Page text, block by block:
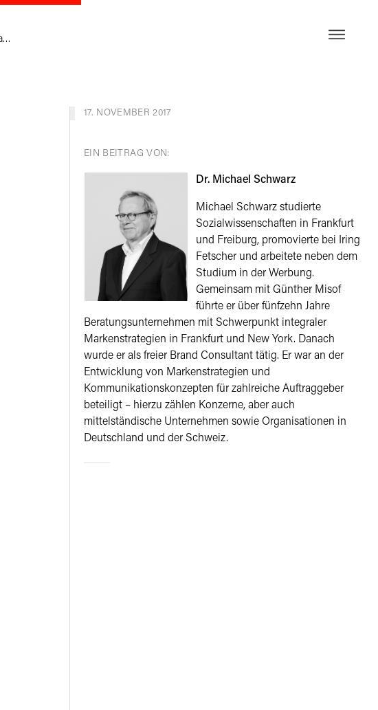
Innovation via Brand Management. EN
17. NOVEMBER 2017
EIN BEITRAG VON:
Dr. Michael Schwarz
Michael Schwarz studierte
Sozialwissenschaften in Frankfurt
und Freiburg, promovierte bei Iring
Fetscher und arbeitete neben dem
Studium in der Werbung.
Gemeinsam mit Günther Misof
führte er über fünfzehn Jahre
Beratungsunternehmen mit Schwerpunkt integraler
Markenstrategien in Frankfurt und New York. Danach
wurde er als freier Brand Consultant tätig. Er war an der
Entwicklung von Markenstrategien und
Kommunikationskonzepten für zahlreiche Auftraggeber
beteiligt – hierzu zählen Konzerne, aber auch
mittelständische Unternehmen sowie Organisationen in
Deutschland und der Schweiz.